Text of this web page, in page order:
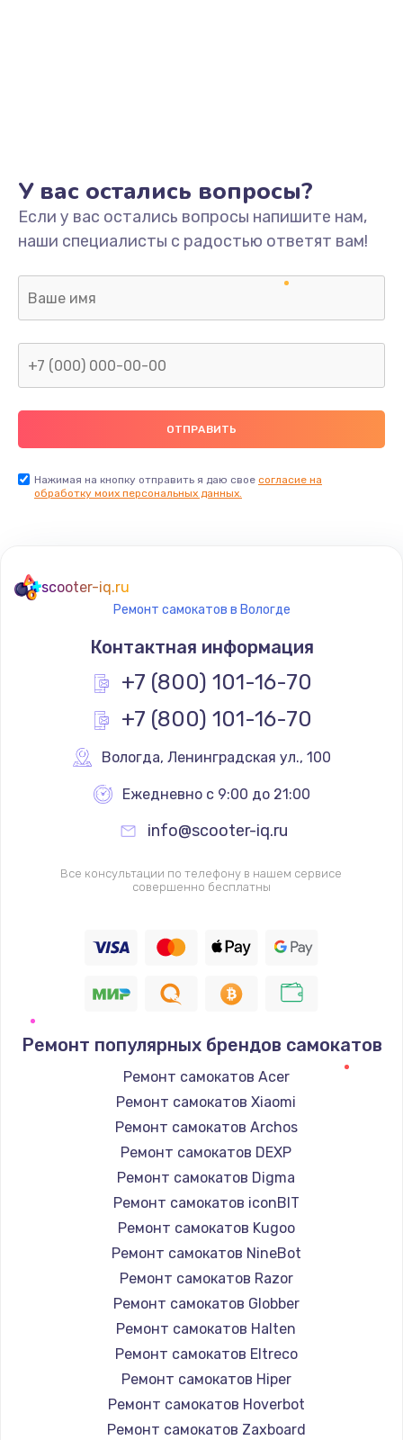
У вас остались вопросы?
Если у вас остались вопросы напишите нам,
наши специалисты с радостью ответят вам!
Нажимая на кнопку отправить я даю свое согласие на
обработку моих персональных данных.
scooter-iq.ru
Ремонт самокатов в Вологде
Контактная информация
+7 (800) 101-16-70
+7 (800) 101-16-70
Вологда, Ленинградская ул., 100
Ежедневно с 9:00 до 21:00
info@scooter-iq.ru
Все консультации по телефону в нашем сервисе
совершенно бесплатны
Ремонт популярных брендов самокатов
Ремонт самокатов Acer
Ремонт самокатов Xiaomi
Ремонт самокатов Archos
Ремонт самокатов DEXP
Ремонт самокатов Digma
Ремонт самокатов iconBIT
Ремонт самокатов Kugoo
Ремонт самокатов NineBot
Ремонт самокатов Razor
Ремонт самокатов Globber
Ремонт самокатов Halten
Ремонт самокатов Eltreco
Ремонт самокатов Hiper
Ремонт самокатов Hoverbot
Ремонт самокатов Zaxboard